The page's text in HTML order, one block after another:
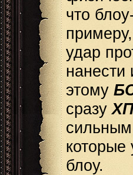
что
удар
нанести
этому
сразу ХП
которые
блоу.